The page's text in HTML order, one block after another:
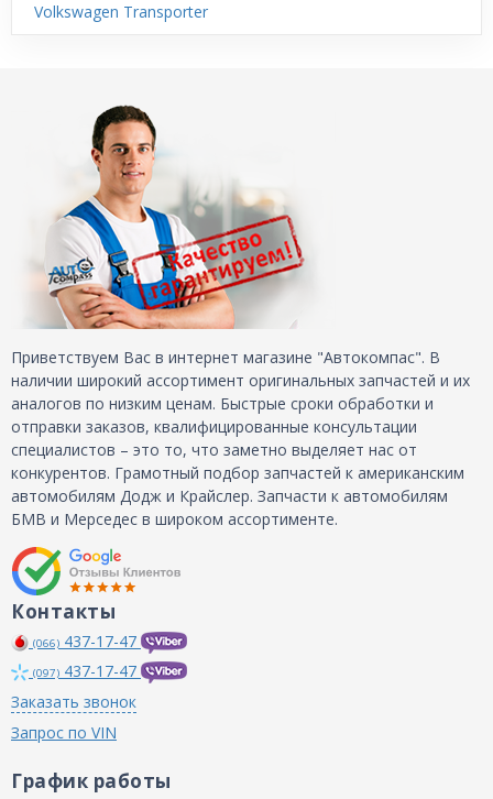
Volkswagen Transporter
Приветствуем Вас в интернет магазине "Автокомпас". В
наличии широкий ассортимент оригинальных запчастей и их
аналогов по низким ценам. Быстрые сроки обработки и
отправки заказов, квалифицированные консультации
специалистов – это то, что заметно выделяет нас от
конкурентов. Грамотный подбор запчастей к американским
автомобилям Додж и Крайслер. Запчасти к автомобилям
БМВ и Мерседес в широком ассортименте.
Контакты
(066) 437-17-47
(097) 437-17-47
Заказать звонок
Запрос по VIN
График работы